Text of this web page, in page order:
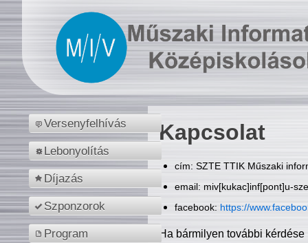
Versenyfelhívás
Lebonyolítás
Díjazás
Szponzorok
Program
Kapcsolat
cím: SZTE TTIK Műszaki
email: miv[kukac]inf[pont]u-
facebook: https://
Ha bármilyen további